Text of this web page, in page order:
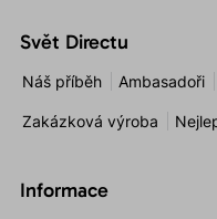
Svět Directu
Náš příběh Ambasadoři
Zakázková výroba
Informace